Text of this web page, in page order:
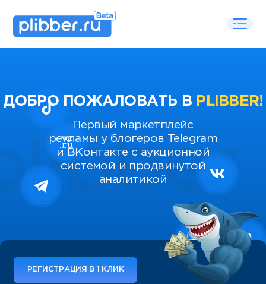
ДОБРО ПОЖАЛОВАТЬ В PLIBBER!
Первый маркетплейс
рекламы у блогеров Telegram
и ВКонтакте с аукционной
системой и продвинутой
аналитикой
РЕГИСТРАЦИЯ В 1 КЛИК